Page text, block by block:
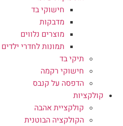
חישוקי בד
מדבקות
מוצרים נלווים
תמונות לחדרי ילדים
תיקי בד
חישוקי רקמה
הדפסה על קנבס
קולקציות
קולקציית אהבה
הקולקציה הבוטנית